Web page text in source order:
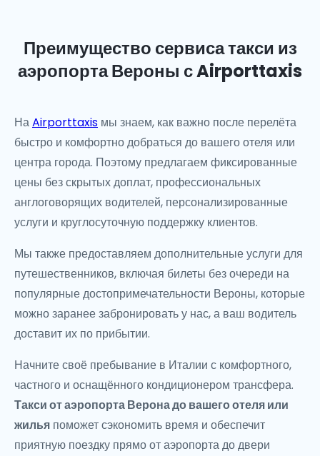
Преимущество сервиса такси из
аэропорта Вероны с Airporttaxis
НаAirporttaxis мы знаем, как важно после перелёта
быстро и комфортно добраться до вашего отеля или
центра города. Поэтому предлагаем фиксированные
цены без скрытых доплат, профессиональных
англоговорящих водителей, персонализированные
услуги и круглосуточную поддержку клиентов.
Мы также предоставляем дополнительные услуги для
путешественников, включая билеты без очереди на
популярные достопримечательности Вероны, которые
можно заранее забронировать у нас, а ваш водитель
доставит их по прибытии.
Начните своё пребывание в Италии с комфортного,
частного и оснащённого кондиционером трансфера.
Такси от аэропорта Верона до вашего отеля или
жилья поможет сэкономить время и обеспечит
приятную поездку прямо от аэропорта до двери